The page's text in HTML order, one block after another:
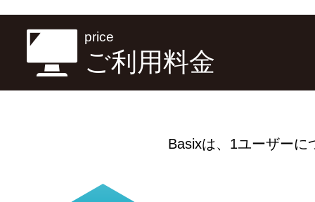
price
ご利用料金
Basixは、1ユーザーに